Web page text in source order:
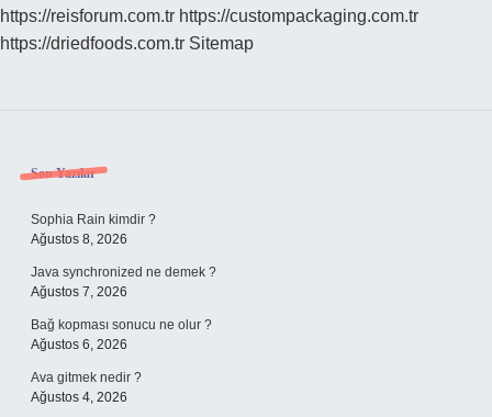
Hakkımızda
https://reisforum.com.tr https://custompackaging.com.tr
https://driedfoods.com.tr Sitemap
Sidebar
Son Yazılar
Sophia Rain kimdir ?
Ağustos 8, 2026
Java synchronized ne demek ?
Ağustos 7, 2026
Bağ kopması sonucu ne olur ?
Ağustos 6, 2026
Ava gitmek nedir ?
Ağustos 4, 2026